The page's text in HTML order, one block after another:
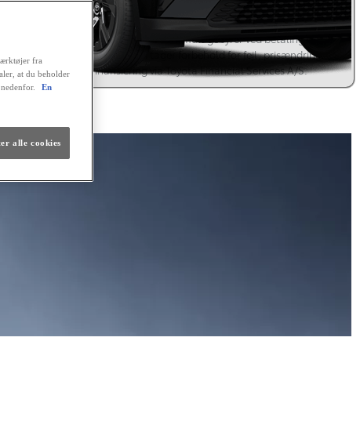
alt tilbagebetales kr. 345.500,16. Positiv kreditgodkendelse og ingen
registrering hos RKI forudsættes. Kaskoforsikring er obligatorisk. Der er
fortrydelsesret på lånet. Ingen løbende mdl. gebyrer ved betaling via en
automatisk betalingstjeneste. Vi tager forbehold for fejl, prisændringer
renteforhøjelser. Finansiering via Toyota Financial Services A/S.
finansiering
fra
at du beholder
En
alle cookies